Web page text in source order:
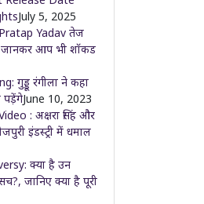
July 5, 2025
Yadav तेज
जानकर आप भी शॉकड
गुड्डू रंगीला ने कहा
पड़ेंगेJune 10, 2023
: अक्षरा सिंह और
इंडस्ट्री में धमाल
क्या है उन
जानिए क्या है पूरी